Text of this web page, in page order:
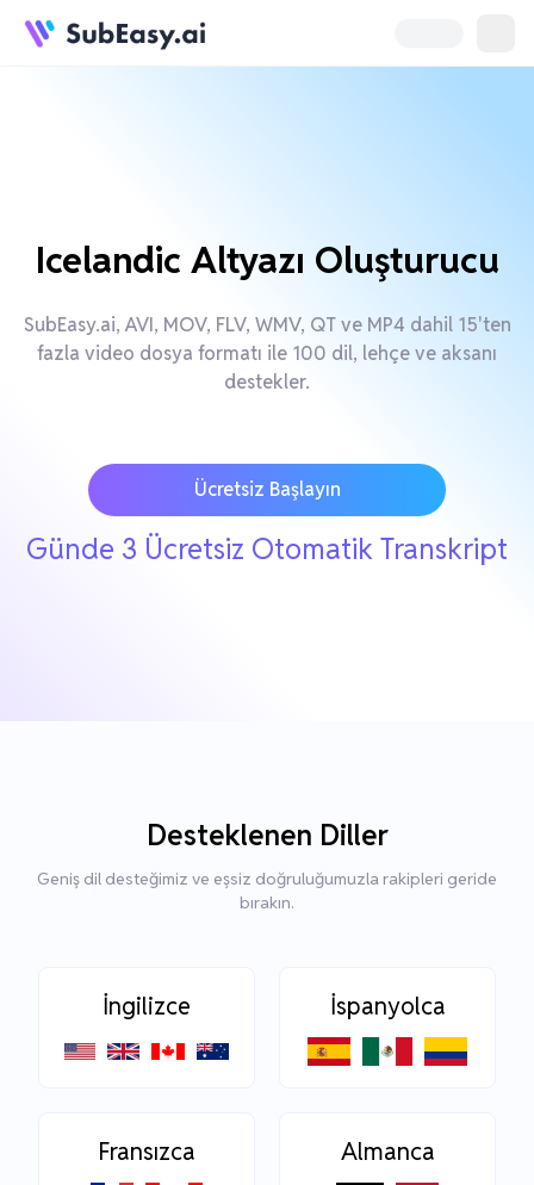
Icelandic Altyazı Oluşturucu
SubEasy.ai, AVI, MOV, FLV, WMV, QT ve MP4 dahil 15'ten
fazla video dosya formatı ile 100 dil, lehçe ve aksanı
destekler.
Ücretsiz Başlayın
Günde 3 Ücretsiz Otomatik Transkript
Desteklenen Diller
Geniş dil desteğimiz ve eşsiz doğruluğumuzla rakipleri geride
bırakın.
İngilizce İspanyolca
Fransızca Almanca